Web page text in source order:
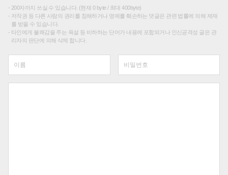
200자까지 쓰실 수 있습니다. (현재 0 byte / 최대 400byte)
저작권 등 다른 사람의 권리를 침해하거나 명예를 훼손하는 댓글은 관련 법률에 의해 제재
를 받을 수 있습니다.
타인에게 불쾌감을 주는 욕설 등 비하하는 단어가 내용에 포함되거나 인신공격성 글은 관
리자의 판단에 의해 삭제 합니다.